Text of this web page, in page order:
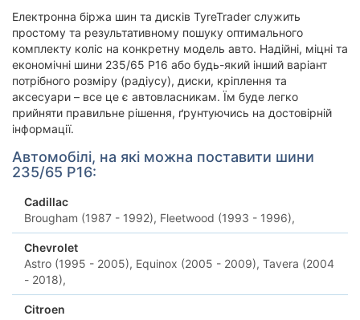
Електронна біржа шин та дисків TyreTrader служить
простому та результативному пошуку оптимального
комплекту коліс на конкретну модель авто. Надійні, міцні та
економічні шини 235/65 Р16 або будь-який інший варіант
потрібного розміру (радіусу), диски, кріплення та
аксесуари – все це є автовласникам. Їм буде легко
прийняти правильне рішення, ґрунтуючись на достовірній
інформації.
Автомобілі, на які можна поставити шини
235/65 Р16:
Cadillac
Brougham (1987 - 1992), Fleetwood (1993 - 1996),
Chevrolet
Astro (1995 - 2005), Equinox (2005 - 2009), Tavera (2004
- 2018),
Citroen